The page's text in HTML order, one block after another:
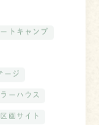
トキャンプ
ージ
ーハウス
画サイト